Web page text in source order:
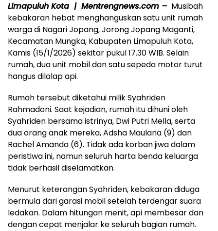
Limapuluh Kota | Mentrengnews.com – Musibah
kebakaran hebat menghanguskan satu unit rumah
warga di Nagari Jopang, Jorong Jopang Maganti,
Kecamatan Mungka, Kabupaten Limapuluh Kota,
Kamis (15/1/2026) sekitar pukul 17.30 WIB. Selain
rumah, dua unit mobil dan satu sepeda motor turut
hangus dilalap api.
Rumah tersebut diketahui milik Syahriden
Rahmadoni. Saat kejadian, rumah itu dihuni oleh
Syahriden bersama istrinya, Dwi Putri Mella, serta
dua orang anak mereka, Adsha Maulana (9) dan
Rachel Amanda (6). Tidak ada korban jiwa dalam
peristiwa ini, namun seluruh harta benda keluarga
tidak berhasil diselamatkan.
Menurut keterangan Syahriden, kebakaran diduga
bermula dari garasi mobil setelah terdengar suara
ledakan. Dalam hitungan menit, api membesar dan
dengan cepat menjalar ke seluruh bagian rumah.